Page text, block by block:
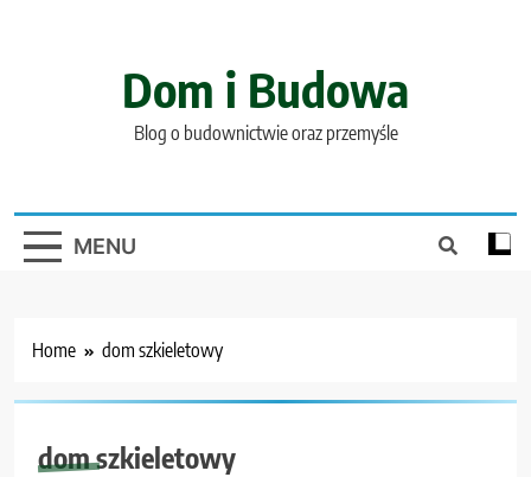
Dom i Budowa
Blog o budownictwie oraz przemyśle
MENU
Home dom szkieletowy
dom szkieletowy